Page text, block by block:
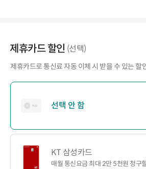
제휴카드 할인 (선택)
제휴카드로 통신료 자동 이체 시 받을 수 있는 할
선택 안 함
KT 삼성카드
매월 통신요금 최대 2만 5천원 청구